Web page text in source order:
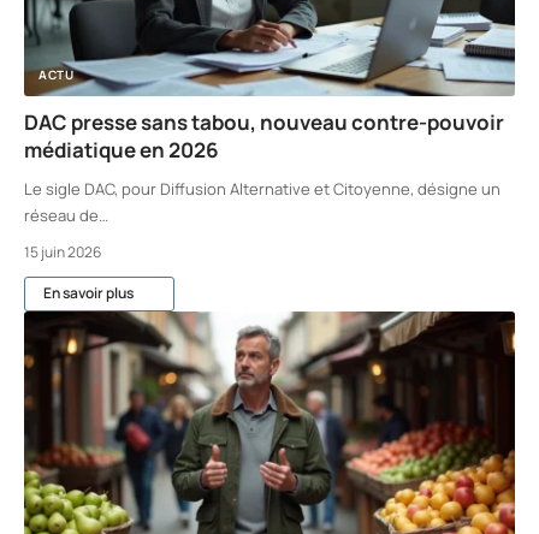
ACTU
DAC presse sans tabou, nouveau contre-pouvoir
médiatique en 2026
Le sigle DAC, pour Diffusion Alternative et Citoyenne, désigne un
réseau de…
15 juin 2026
En savoir plus